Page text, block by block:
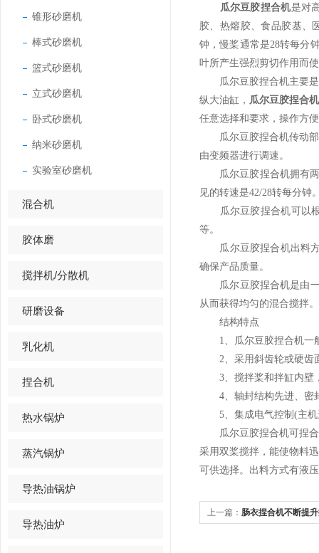
锥形砂磨机
棒式砂磨机
篮式砂磨机
立式砂磨机
卧式砂磨机
纳米砂磨机
实验室砂磨机
混合机
胶体磨
搅拌机/分散机
研磨设备
乳化机
捏合机
热水锅炉
蒸汽锅炉
导热油锅炉
导热油炉
瓜尔豆胶捏合机是对
胶、热熔胶、食品胶基、
钟，慢桨通常是28转每分
叶所产生强烈剪切作用而
瓜尔豆胶捏合机主要是
纵大油缸， 瓜尔豆胶捏合机
任意选择和要求，操作方
瓜尔豆胶捏合机传动部
由变频器进行调速。
瓜尔豆胶捏合机拥有两
见的转速是42/28转每分钟
瓜尔豆胶捏合机可以根
等。
瓜尔豆胶捏合机出料方
确保产品质量。
瓜尔豆胶捏合机是由一
从而获得均匀的混合搅拌。
结构特点
1、瓜尔豆胶捏合机一
2、采用斜齿轮或硬齿面
3、搅拌桨和拌缸内壁，
4、轴封结构先进、密封
5、集成电气控制(主机
瓜尔豆胶捏合机可捏合
采用双桨搅拌，能使物料
可供选择。出料方式有液
上一篇： 肠衣捏合机不断提